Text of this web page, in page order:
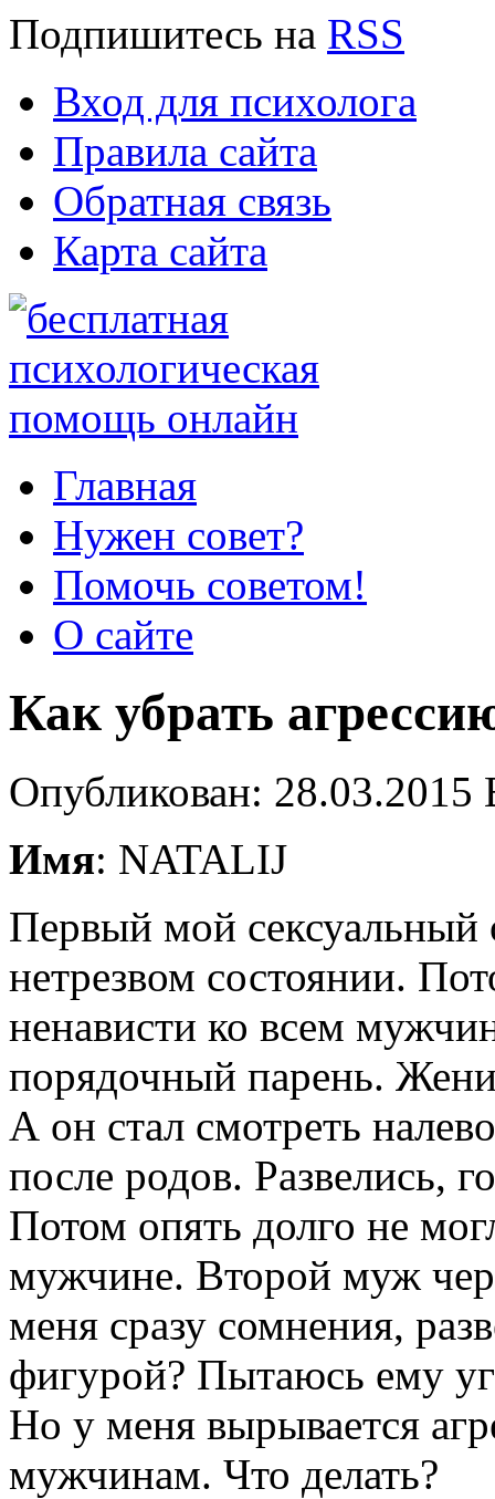
Подпишитесь на RSS
Вход для психолога
Правила сайта
Обратная связь
Карта сайта
Главная
Нужен совет?
Помочь советом!
О сайте
Как убрать
Опубликован:
Имя: NATALIJ
Первый мой сексуальный
нетрезвом состоянии.
ненависти ко всем
порядочный парень.
А он стал смотреть
после родов. Развелись,
Потом опять долго не
мужчине. Второй муж
меня сразу сомнения,
фигурой? Пытаюсь ему
Но у меня вырывается
мужчинам. Что делать?